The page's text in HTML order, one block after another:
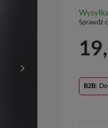
Sprawdź
B2B: